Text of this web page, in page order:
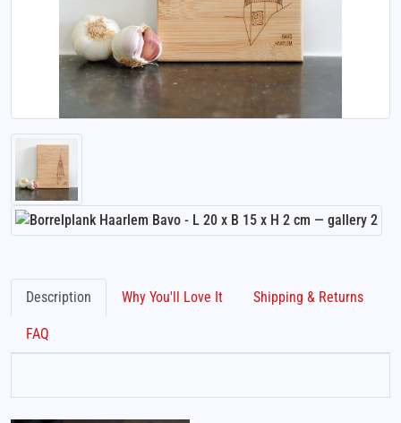
Description Why You'll Love It Shipping & Returns
FAQ